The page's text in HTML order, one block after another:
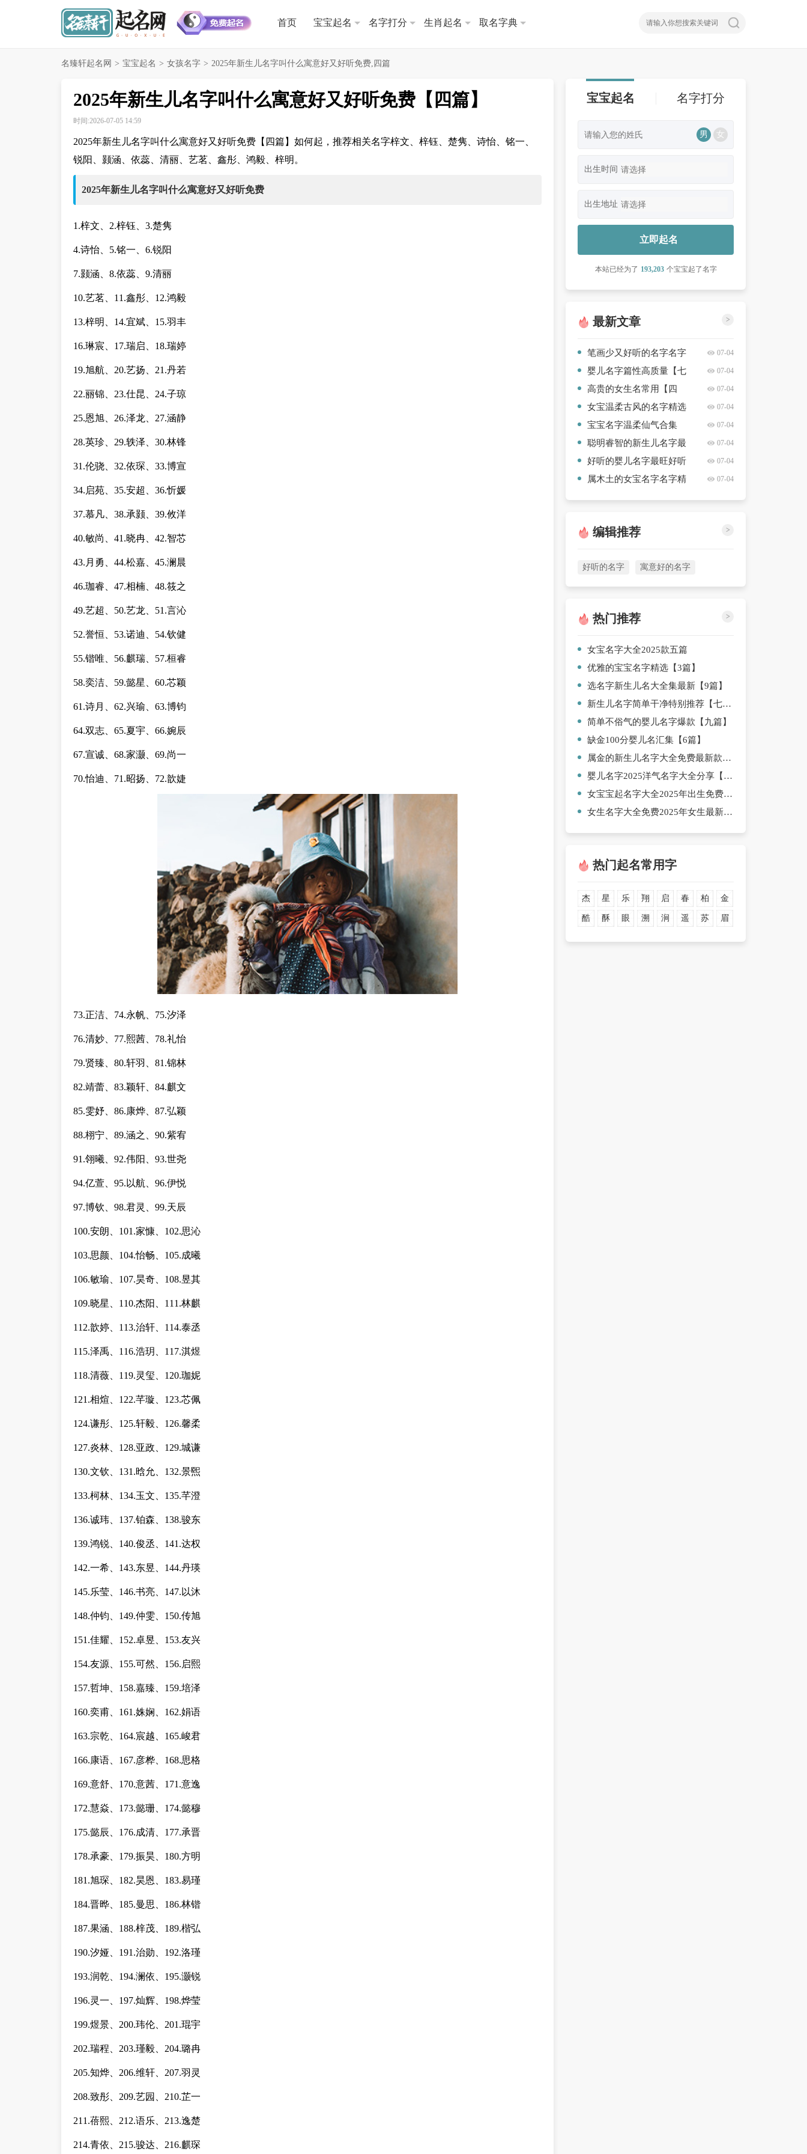
首页 宝宝起名 名字打分 生肖起名 取名字典
名臻轩起名网 > 宝宝起名 > 女孩名字 > 2025年新生儿名字叫什么寓意好又好听免费,四篇
2025年新生儿名字叫什么寓意好又好听免费【四篇】
时间:2026-07-05 14:59
2025年新生儿名字叫什么寓意好又好听免费【四篇】如何起，推荐相关名字梓文、梓钰、楚隽、诗怡、铭一、
锐阳、颢涵、依蕊、清丽、艺茗、鑫彤、鸿毅、梓明。
2025年新生儿名字叫什么寓意好又好听免费
1.梓文、2.梓钰、3.楚隽
4.诗怡、5.铭一、6.锐阳
7.颢涵、8.依蕊、9.清丽
10.艺茗、11.鑫彤、12.鸿毅
13.梓明、14.宜斌、15.羽丰
16.琳宸、17.瑞启、18.瑞婷
19.旭航、20.艺扬、21.丹若
22.丽锦、23.仕昆、24.子琼
25.恩旭、26.泽龙、27.涵静
28.英珍、29.轶泽、30.林锋
31.伦骁、32.依琛、33.博宣
34.启苑、35.安超、36.忻媛
37.慕凡、38.承颢、39.攸洋
40.敏尚、41.晓冉、42.智芯
43.月勇、44.松嘉、45.澜晨
46.珈睿、47.相楠、48.筱之
49.艺超、50.艺龙、51.言沁
52.誉恒、53.诺迪、54.钦健
55.锴唯、56.麒瑞、57.桓睿
58.奕洁、59.懿星、60.芯颖
61.诗月、62.兴瑜、63.博钧
64.双志、65.夏宇、66.婉辰
67.宣诚、68.家灏、69.尚一
70.怡迪、71.昭扬、72.歆婕
73.正洁、74.永帆、75.汐泽
76.清妙、77.熙茜、78.礼怡
79.贤臻、80.轩羽、81.锦林
82.靖蕾、83.颖轩、84.麒文
85.雯妤、86.康烨、87.弘颖
88.栩宁、89.涵之、90.紫宥
91.翎曦、92.伟阳、93.世尧
94.亿萱、95.以航、96.伊悦
97.博钦、98.君灵、99.天辰
100.安朗、101.家慷、102.思沁
103.思颜、104.怡畅、105.成曦
106.敏瑜、107.昊奇、108.昱其
109.晓星、110.杰阳、111.林麒
112.歆婷、113.治轩、114.泰丞
115.泽禹、116.浩玥、117.淇煜
118.清薇、119.灵玺、120.珈妮
121.相煊、122.芊璇、123.芯佩
124.谦彤、125.轩毅、126.馨柔
127.炎林、128.亚政、129.城谦
130.文钦、131.晗允、132.景煕
133.柯林、134.玉文、135.芊澄
136.诚玮、137.铂森、138.骏东
139.鸿锐、140.俊丞、141.达权
142.一希、143.东昱、144.丹瑛
145.乐莹、146.书亮、147.以沐
148.仲钧、149.仲雯、150.传旭
151.佳耀、152.卓昱、153.友兴
154.友源、155.可然、156.启熙
157.哲坤、158.嘉臻、159.培泽
160.奕甫、161.姝娴、162.娟语
163.宗乾、164.宸越、165.峻君
166.康语、167.彦桦、168.思格
169.意舒、170.意茜、171.意逸
172.慧焱、173.懿珊、174.懿穆
175.懿辰、176.成清、177.承晋
178.承豪、179.振昊、180.方明
181.旭琛、182.昊恩、183.易瑾
184.晋晔、185.曼思、186.林锴
187.果涵、188.梓茂、189.楷弘
190.汐娅、191.治勋、192.洛瑾
193.润乾、194.澜依、195.灏锐
196.灵一、197.灿辉、198.烨莹
199.煜景、200.玮伦、201.琨宇
202.瑞程、203.瑾毅、204.璐冉
205.知烨、206.维轩、207.羽灵
208.致彤、209.艺园、210.芷一
211.蓓熙、212.语乐、213.逸楚
214.青依、215.骏达、216.麒琛
宝宝起名 名字打分
男 女
出生时间
出生地址
立即起名
本站已经为了 193,203 个宝宝起了名字
最新文章 >
笔画少又好听的名字名字
精选【7篇】
07-04
婴儿名字篇性高质量【七
篇】
07-04
高贵的女生名常用【四
篇】
07-04
女宝温柔古风的名字精选
合集【9篇】
07-04
宝宝名字温柔仙气合集
【十篇】
07-04
聪明睿智的新生儿名字最
优【三篇】
07-04
好听的婴儿名字最旺好听
【四篇】
07-04
属木土的女宝名字名字精
07-04
编辑推荐 >
好听的名字 寓意好的名字
热门推荐 >
女宝名字大全2025款五篇
优雅的宝宝名字精选【3篇】
选名字新生儿名大全集最新【9篇】
新生儿名字简单干净特别推荐【七篇】
简单不俗气的婴儿名字爆款【九篇】
缺金100分婴儿名汇集【6篇】
属金的新生儿名字大全免费最新款【十篇】
婴儿名字2025洋气名字大全分享【6篇】
女宝宝起名字大全2025年出生免费优选【四篇】
女生名字大全免费2025年女生最新【四篇】
热门起名常用字
杰 星 乐 翔 启 春 柏 金
酷 酥 眼 溯 涧 遥 苏 眉